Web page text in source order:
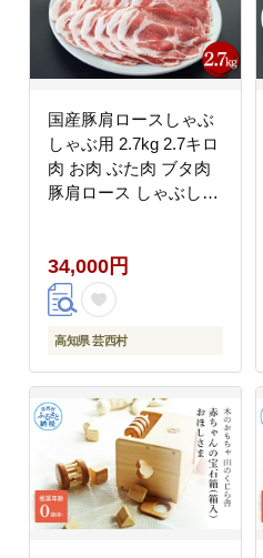
国産豚肩ロースしゃぶ
しゃぶ用 2.7kg 2.7キロ
肉 お肉 ぶた肉 ブタ肉
豚肩ロース しゃぶしゃ
かい 国産 真空パック
お取り寄せ 食品
34,000円
高知県 芸西村